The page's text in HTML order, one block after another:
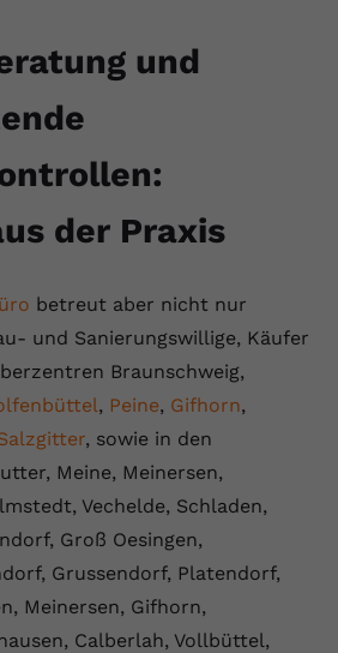
und
der Praxis
betreut aber nicht nur
und Sanierungswillige, Käufer
Braunschweig,
, Peine, Gifhorn,
, sowie in den
Meine, Meinersen,
Vechelde, Schladen,
Groß Oesingen,
Grussendorf, Platendorf,
Meinersen, Gifhorn,
Calberlah, Vollbüttel,